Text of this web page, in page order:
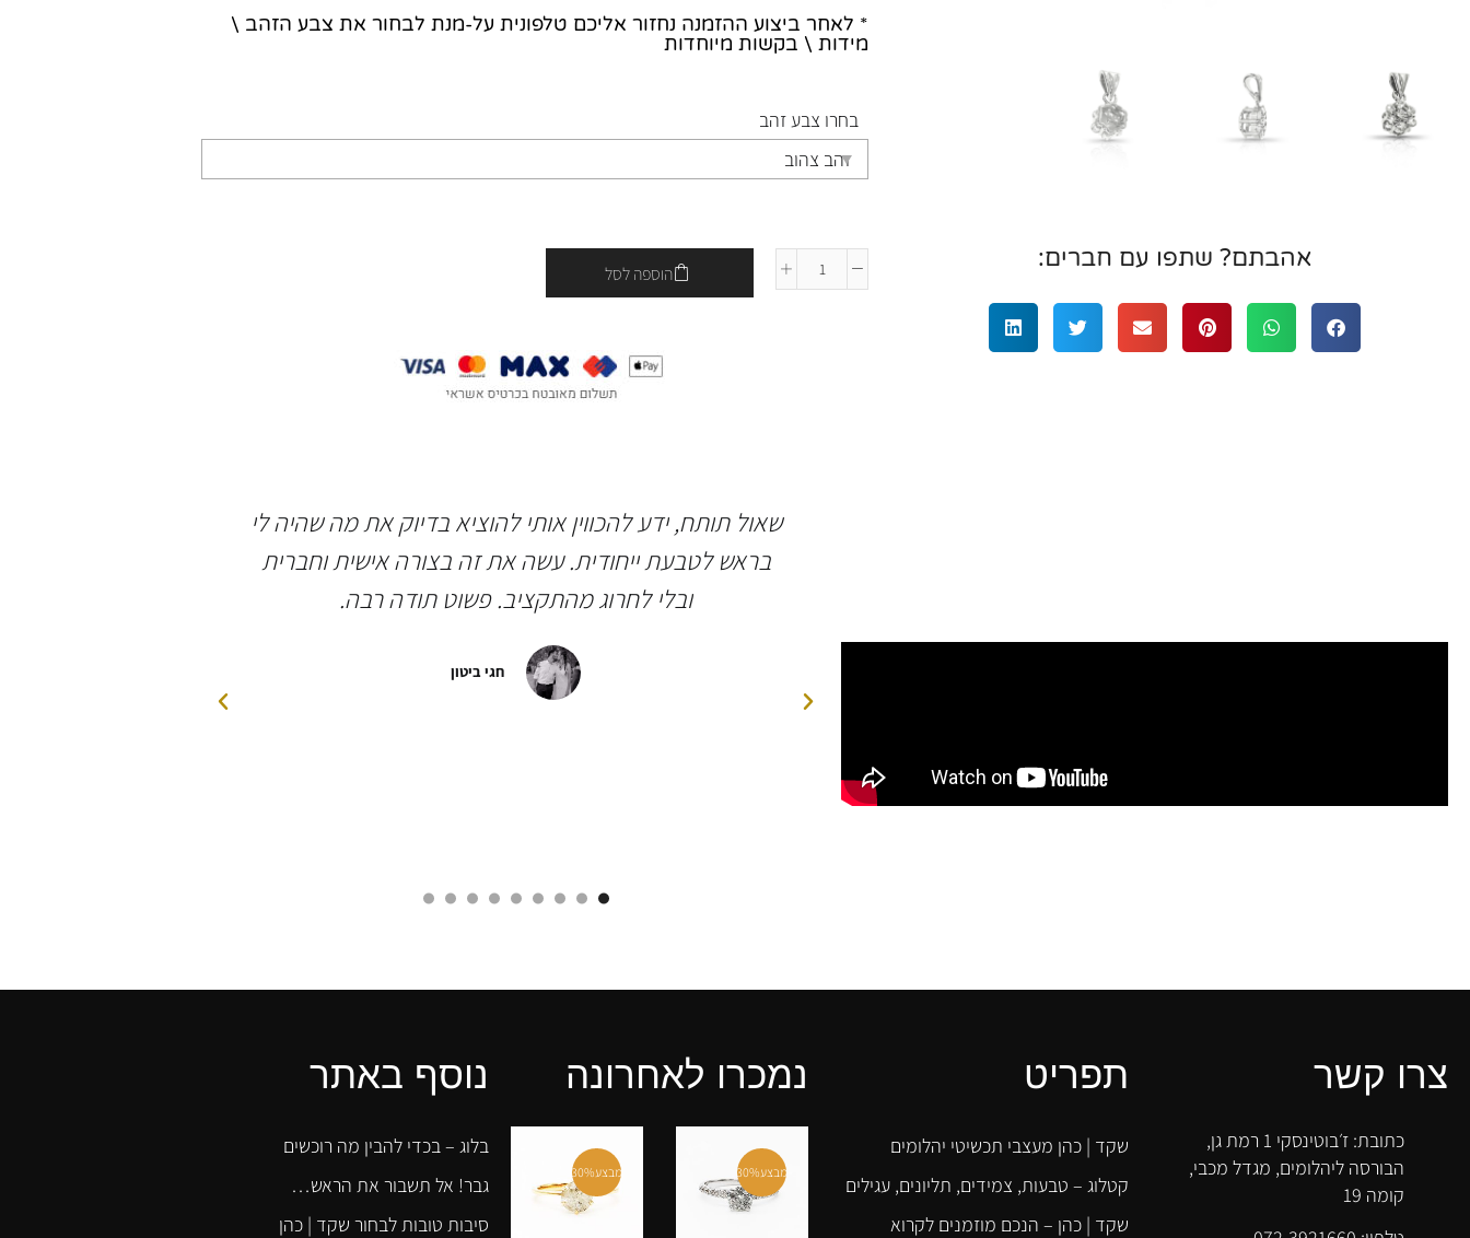
אהבתם? שתפו עם חברים:
* לאחר ביצוע ההזמנה נחזור אליכם טלפונית על-מנת לבחור את צבע הזהב \
מידות \ בקשות מיוחדות
בחרו צבע זהב
הוספה לסל
אמרלד. בכולם היה יחס מעולה, גמישות בפגישות לצורך
שאול תותח, ידע להכווין אותי להוציא בדיוק את מה שהיה לי
בראש לטבעת ייחודית. עשה את זה בצורה אישית וחברית
ובלי לחרוג מהתקציב. פשוט תודה רבה.
חגי ביטון
צרו קשר
כתובת: ז׳בוטינסקי 1 רמת גן,
הבורסה ליהלומים, מגדל מכבי,
קומה 19
תפריט
שקד | כהן מעצבי תכשיטי יהלומים
קטלוג – טבעות, צמידים, תליונים, עגילים
שקד | כהן – הנכם מוזמנים לקרוא
נמכרו לאחרונה
מבצע30% מבצע30%
נוסף באתר
בלוג – בכדי להבין מה רוכשים
גבר! אל תשבור את הראש…
סיבות טובות לבחור שקד | כהן